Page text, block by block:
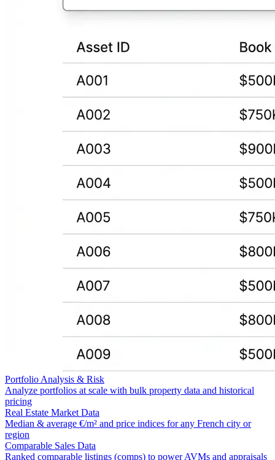
Portfolio Analysis & Risk
Analyze portfolios at scale with bulk property data and historical
pricing
Real Estate Market Data
Median & average €/m² and price indices for any French city or
region
Comparable Sales Data
Ranked comparable listings (comps) to power AVMs and appraisals